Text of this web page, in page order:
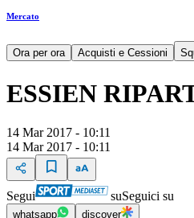
Mercato
Ora per ora Acquisti e Cessioni
ESSIEN
14 Mar 2017 - 10:11
14 Mar 2017 - 10:11
Segui suSeguici su
whatsapp discover